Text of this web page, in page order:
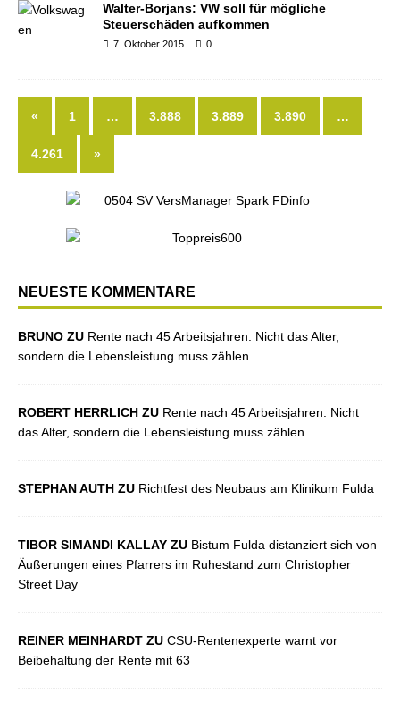
Walter-Borjans: VW soll für mögliche
Steuerschäden aufkommen
7. Oktober 2015 0
« 1 … 3.888 3.889 3.890 …
4.261 »
NEUESTE KOMMENTARE
BRUNO ZU Rente nach 45 Arbeitsjahren: Nicht das Alter,
sondern die Lebensleistung muss zählen
ROBERT HERRLICH ZU Rente nach 45 Arbeitsjahren: Nicht
das Alter, sondern die Lebensleistung muss zählen
STEPHAN AUTH ZU Richtfest des Neubaus am Klinikum Fulda
TIBOR SIMANDI KALLAY ZU Bistum Fulda distanziert sich von
Äußerungen eines Pfarrers im Ruhestand zum Christopher
Street Day
REINER MEINHARDT ZU CSU-Rentenexperte warnt vor
Beibehaltung der Rente mit 63